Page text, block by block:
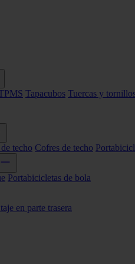
Tapacubos Tuercas y
techo Cofres de techo
Portabicicletas de bola
en parte trasera